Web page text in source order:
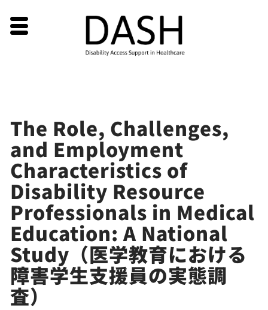
content
The Role, Challenges,
and Employment
Characteristics of
Disability Resource
Professionals in Medical
Education: A National
Study（医学教育における
障害学生支援員の実態調
査）